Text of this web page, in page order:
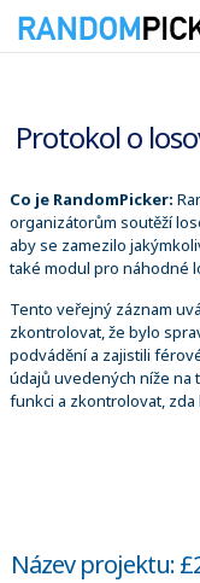
Protokol o
Co je RandomPicker:
organizátorům soutěží
aby se zamezilo
také modul pro náhodné
Tento veřejný záznam
zkontrolovat, že bylo
podvádění a zajistili
údajů uvedených níže na
funkci a zkontrolovat,
Název projektu: